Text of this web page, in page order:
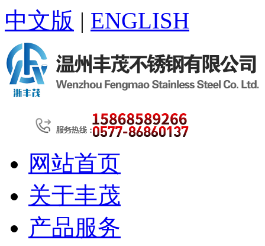
中文版 | ENGLISH
网站首页
关于丰茂
产品服务